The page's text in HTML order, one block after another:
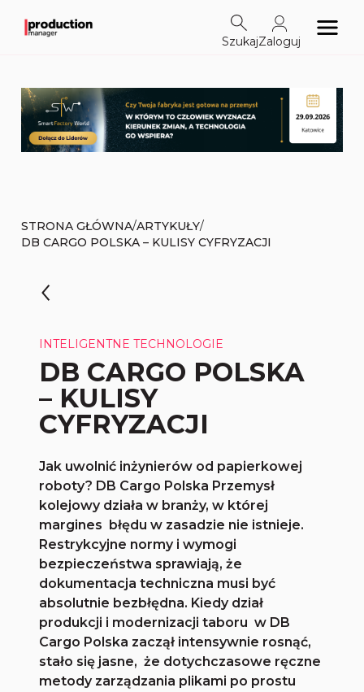
SzukajZaloguj
STRONA GŁÓWNA/ARTYKUŁY/
DB CARGO POLSKA – KULISY CYFRYZACJI
INTELIGENTNE TECHNOLOGIE
DB CARGO POLSKA
– KULISY
CYFRYZACJI
Jak uwolnić inżynierów od papierkowej
roboty? DB Cargo Polska Przemysł
kolejowy działa w branży, w której
margines błędu w zasadzie nie istnieje.
Restrykcyjne normy i wymogi
bezpieczeństwa sprawiają, że
dokumentacja techniczna musi być
absolutnie bezbłędna. Kiedy dział
produkcji i modernizacji taboru w DB
Cargo Polska zaczął intensywnie rosnąć,
stało się jasne, że dotychczasowe ręczne
metody zarządzania plikami po prostu